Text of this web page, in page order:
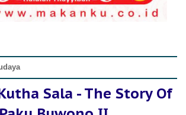
Sala - The Story Of